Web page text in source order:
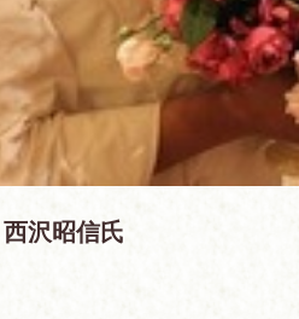
・ご予約
お支払い方法
り部の部屋
沢昭信氏